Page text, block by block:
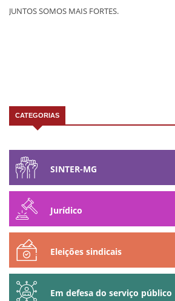
JUNTOS SOMOS MAIS FORTES.
CATEGORIAS
SINTER-MG
Jurídico
Eleições sindicais
Em defesa do serviço público